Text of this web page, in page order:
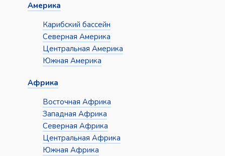
Америка
Карибский бассейн
Северная Америка
Центральная Америка
Южная Америка
Африка
Восточная Африка
Западная Африка
Северная Африка
Центральная Африка
Южная Африка